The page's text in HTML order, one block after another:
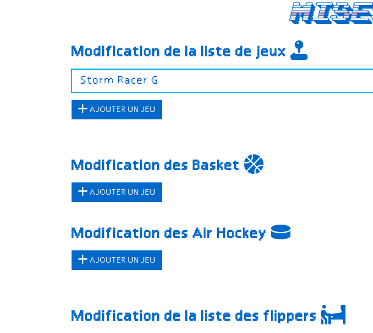
Modification de la liste de jeux
AJOUTER UN JEU
Modification des Basket
AJOUTER UN JEU
Modification des Air Hockey
AJOUTER UN JEU
Modification de la liste des flippers